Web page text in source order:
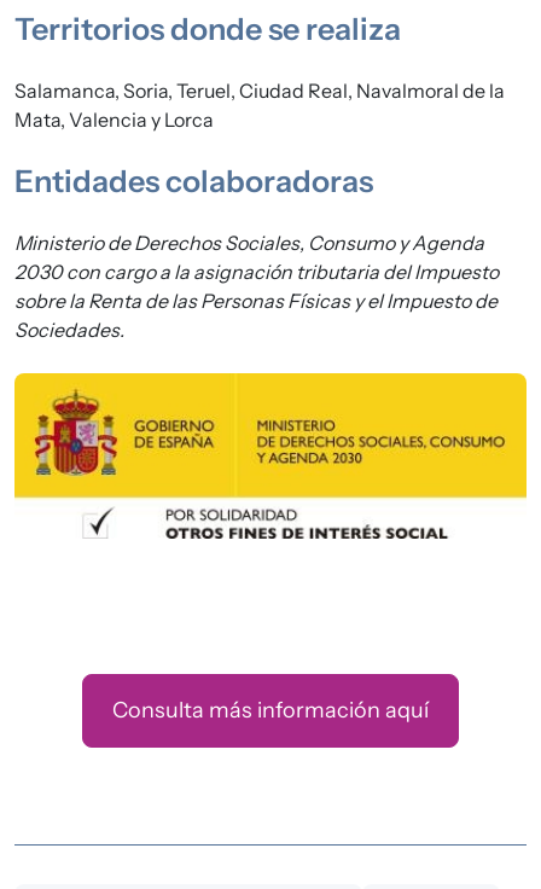
Territorios donde se realiza
Salamanca, Soria, Teruel, Ciudad Real, Navalmoral de la
Mata, Valencia y Lorca
Entidades colaboradoras
Ministerio de Derechos Sociales, Consumo y Agenda
2030 con cargo a la asignación tributaria del Impuesto
sobre la Renta de las Personas Físicas y el Impuesto de
Sociedades.
Imagen
Consulta más información aquí